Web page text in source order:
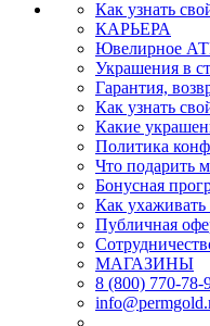
Как узнать
КАРЬЕРА
Ювелирное
Украшения в
Гарантия,
Как узнать
Какие
Политика
Что подарить
Бонусная
Как ухаживать
Публичная
МАГАЗИНЫ
8 (800) 770-78-